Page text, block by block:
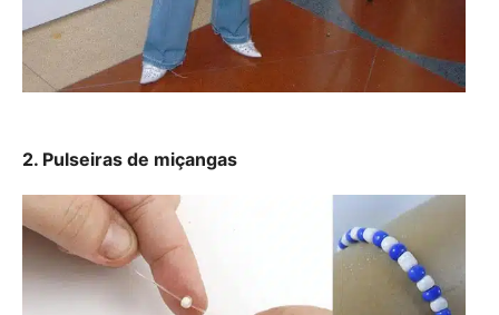
2. Pulseiras de miçangas